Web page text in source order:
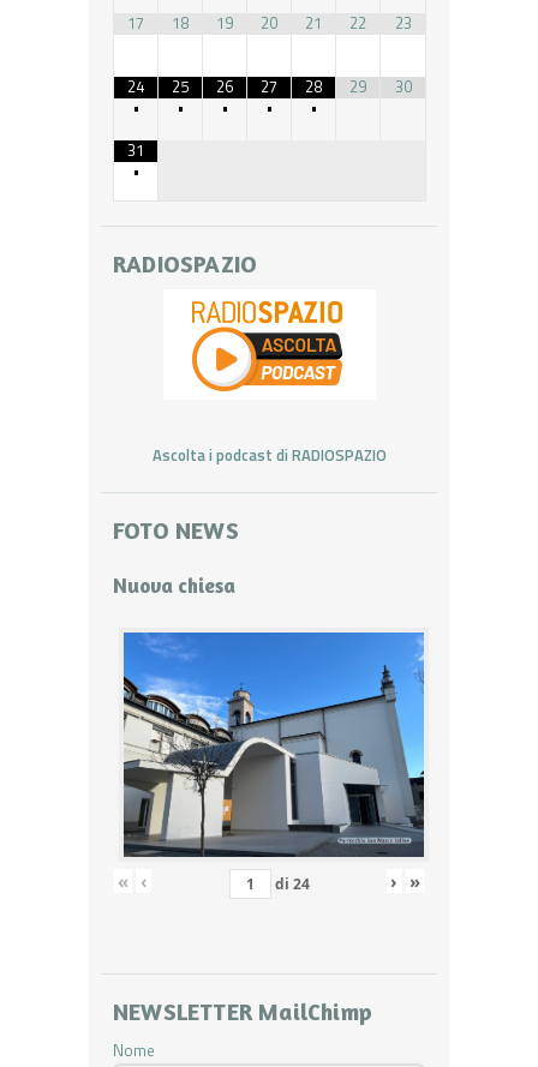
17
18 19 20 21 22 23
24
•
25
•
26
•
27
•
28
•
29 30
31
•
RADIOSPAZIO
Ascolta i podcast di RADIOSPAZIO
FOTO NEWS
Nuova chiesa
« ‹ di 24 › »
NEWSLETTER MailChimp
Nome